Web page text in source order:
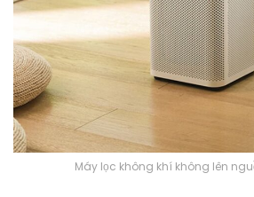
Máy lọc không khí không lên